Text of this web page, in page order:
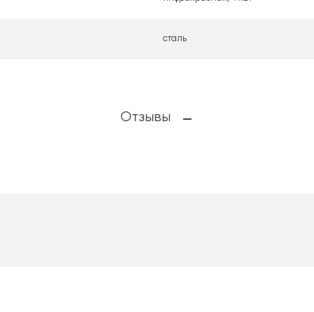
сталь
Отзывы